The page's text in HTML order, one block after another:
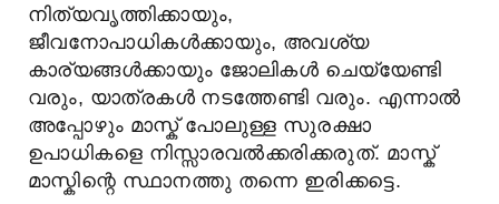
നിത്യവൃത്തിക്കായും,
ജീവനോപാധികൾക്കായും, അവശ്യ
കാര്യങ്ങൾക്കായും ജോലികൾ ചെയ്യേണ്ടി
വരും, യാത്രകൾ നടത്തേണ്ടി വരും. എന്നാൽ
അപ്പോഴും മാസ്ക് പോലുള്ള സുരക്ഷാ
ഉപാധികളെ നിസ്സാരവൽക്കരിക്കരുത്. മാസ്ക്
മാസ്കിന്റെ സ്ഥാനത്തു തന്നെ ഇരിക്കട്ടെ.